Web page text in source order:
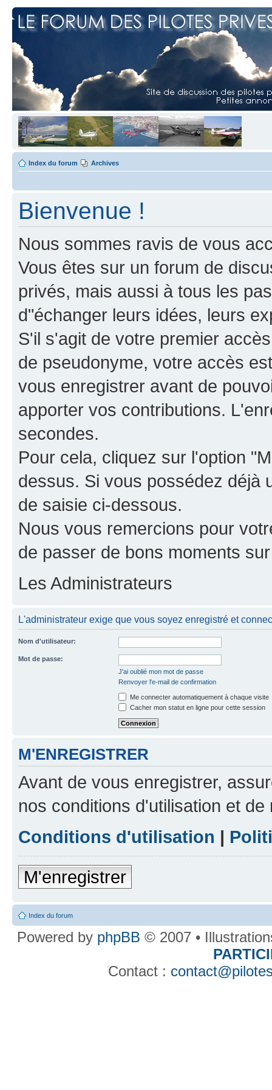
Index du forum Archives
Bienvenue !
Nous sommes ravis de vous
Vous êtes sur un forum de
privés, mais aussi à tous les
d"échanger leurs idées, leurs
S'il s'agit de votre premier
de pseudonyme, votre accès
vous enregistrer avant de
apporter vos contributions.
secondes.
Pour cela, cliquez sur l'option
dessus. Si vous possédez déjà
de saisie ci-dessous.
Nous vous remercions pour
de passer de bons moments
Les Administrateurs
L'administrateur exige que vous soyez enregistré et
Nom d'utilisateur:
Mot de passe:
J'ai oublié mon mot de passe
Renvoyer l'e-mail de confirmation
Me connecter automatiquement à chaque visite
Cacher mon statut en ligne pour cette session
M'ENREGISTRER
Avant de vous enregistrer,
nos conditions d'utilisation et
Conditions d'utilisation |
M'enregistrer
Index du forum
Powered by phpBB © 2007 •
Contact :